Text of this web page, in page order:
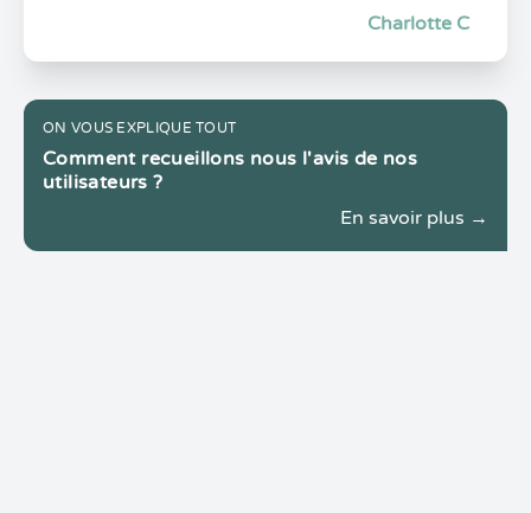
Charlotte C
ON VOUS EXPLIQUE TOUT
Comment recueillons nous l'avis de nos
utilisateurs ?
En savoir plus →